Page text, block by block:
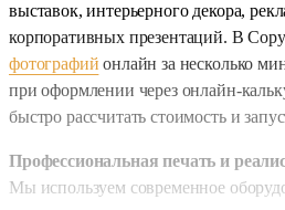
выставок, интерьерного декора,
корпоративных презентаций. В
фотографий онлайн за несколько
при оформлении через онлайн-
быстро рассчитать стоимость и
Профессиональная печать и
Мы используем современное